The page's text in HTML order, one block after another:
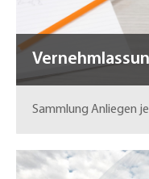
Sammlung Anliegen